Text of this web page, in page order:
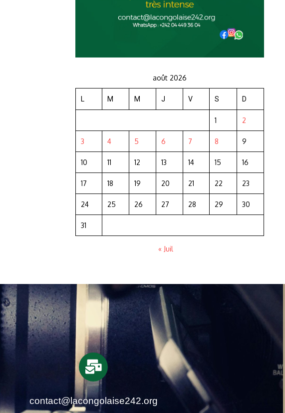
août 2026
L M M J V S D
1 2
3 4 5 6 7 8 9
10 11 12 13 14 15 16
17 18 19 20 21 22 23
24 25 26 27 28 29 30
31
« Juil
contact@lacongolaise242.org